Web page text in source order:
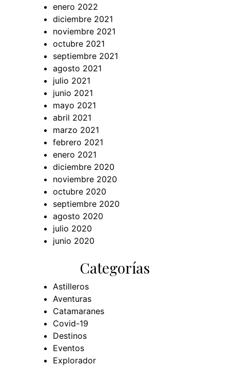
enero 2022
diciembre 2021
noviembre 2021
octubre 2021
septiembre 2021
agosto 2021
julio 2021
junio 2021
mayo 2021
abril 2021
marzo 2021
febrero 2021
enero 2021
diciembre 2020
noviembre 2020
octubre 2020
septiembre 2020
agosto 2020
julio 2020
junio 2020
Categorías
Astilleros
Aventuras
Catamaranes
Covid-19
Destinos
Eventos
Explorador